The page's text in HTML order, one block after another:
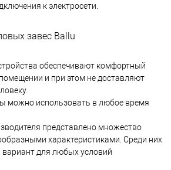
к электросети.
завес Ballu
обеспечивают комфортный
и при этом не доставляют
можно использовать в любое время
представлено множество
характеристиками. Среди них
для любых условий